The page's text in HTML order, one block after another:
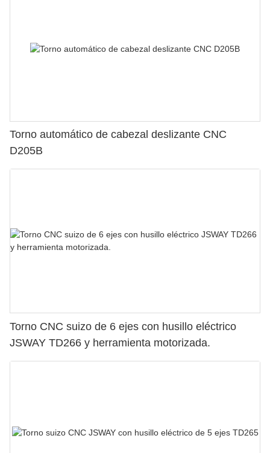
Torno automático de cabezal deslizante CNC
D205B
Torno CNC suizo de 6 ejes con husillo eléctrico
JSWAY TD266 y herramienta motorizada.